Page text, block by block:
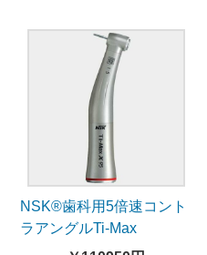
NSK®歯科用5倍速コント
ラアングルTi-Max
X95（ライト無し）